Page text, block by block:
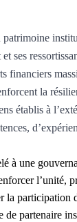
patrimoine
et ses
financiers
la
établis à
à une
l’unité,
la participation
de partenaire